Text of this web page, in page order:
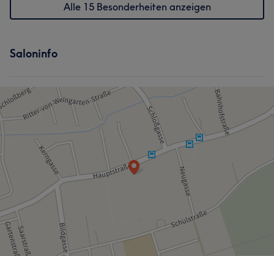
Alle 15 Besonderheiten anzeigen
Saloninfo